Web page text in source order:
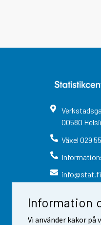
Information
Vi använder kakor
00580
Växel 029
info@stat.fi